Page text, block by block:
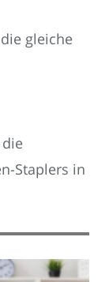
gleiche
Staplers in